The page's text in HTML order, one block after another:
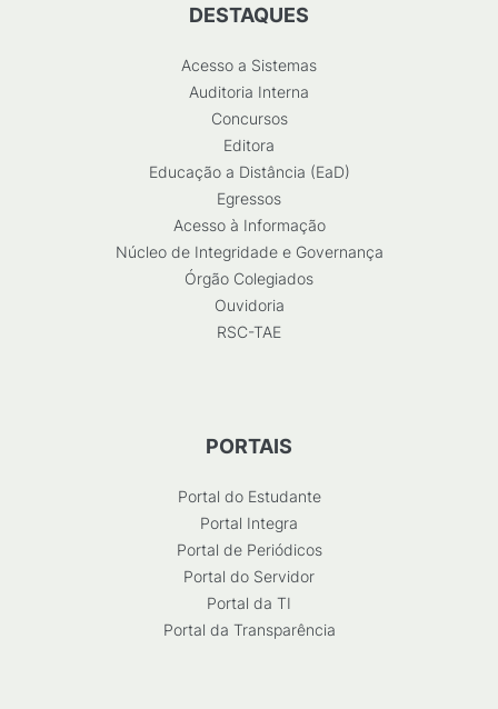
DESTAQUES
Acesso a Sistemas
Auditoria Interna
Concursos
Editora
Educação a Distância (EaD)
Egressos
Acesso à Informação
Núcleo de Integridade e Governança
Órgão Colegiados
Ouvidoria
RSC-TAE
PORTAIS
Portal do Estudante
Portal Integra
Portal de Periódicos
Portal do Servidor
Portal da TI
Portal da Transparência